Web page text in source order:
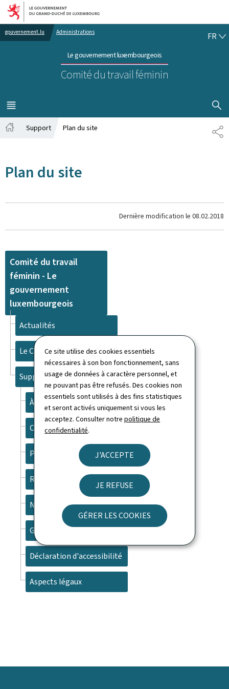
Ce site utilise des cookies essentiels
nécessaires à son bon fonctionnement, sans
usage de données à caractère personnel, et
ne pouvant pas être refusés. Des cookies non
essentiels sont utilisés à des fins statistiques
et seront activés uniquement si vous les
acceptez. Consulter notrepolitique de
confidentialité.
J'ACCEPTE
JE REFUSE
GÉRER LES COOKIES
Aller au menu principal
Aller au contenu
gouvernement.lu Administrations
Le gouvernement luxembourgeois
Comité du travail féminin
FR
MENU
PRINCIPAL
Support Plan du site
Plan du site
Dernière modification le 08.02.2018
Comité du travail
féminin - Le
gouvernement
luxembourgeois
Actualités
Le Comité
Support
À propos du site
Contact
Plan du site
Recherche
Newsletter
Gestion des cookies
Déclaration d'accessibilité
Aspects légaux